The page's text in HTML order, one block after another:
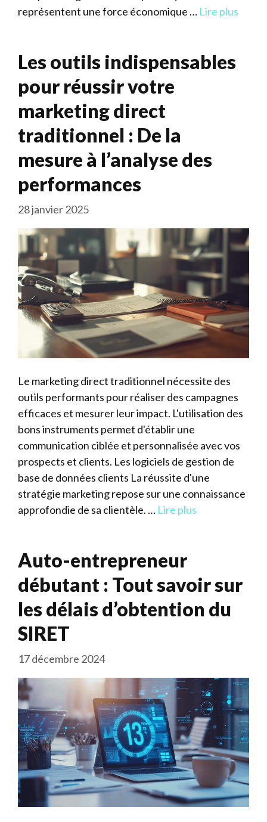
représentent une force économique … Lire plus
Les outils indispensables
pour réussir votre
marketing direct
traditionnel : De la
mesure à l’analyse des
performances
28 janvier 2025
Le marketing direct traditionnel nécessite des
outils performants pour réaliser des campagnes
efficaces et mesurer leur impact. L'utilisation des
bons instruments permet d'établir une
communication ciblée et personnalisée avec vos
prospects et clients. Les logiciels de gestion de
base de données clients La réussite d'une
stratégie marketing repose sur une connaissance
approfondie de sa clientèle. … Lire plus
Auto-entrepreneur
débutant : Tout savoir sur
les délais d’obtention du
SIRET
17 décembre 2024